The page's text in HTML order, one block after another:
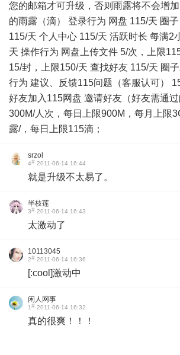
您的邮箱才可升级，否则雨露将不会增
的雨露（滴） 登录行为 网盘 115/天 圈
115/天 个人中心 115/天 活跃时长 每满2
天 操作行为 网盘上传文件 5/次，上限
15/封，上限150/天 查找好友 115/天 圈
行为 建议、反馈115问题（客服认可）
好友加入115网盘 邀请好友（好友需通
300M/人次，每日上限900M，每月上限
露/，每日上限115滴；
srzol
4# 2011-06-14 16:44
就是升级不太易了。
半枝莲
3# 2011-06-14 16:43
太激动了
10113045
2# 2011-06-14 16:36
[:cool]激动中
闲人网事
1# 2011-06-14 16:32
真的很爽！！！